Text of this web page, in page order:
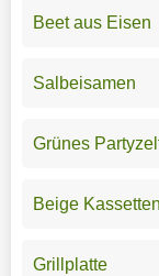
Beet aus Eisen
Salbeisamen
Grünes
Beige
Grillplatte